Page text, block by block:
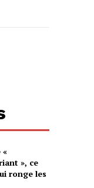
«
», ce
ronge les